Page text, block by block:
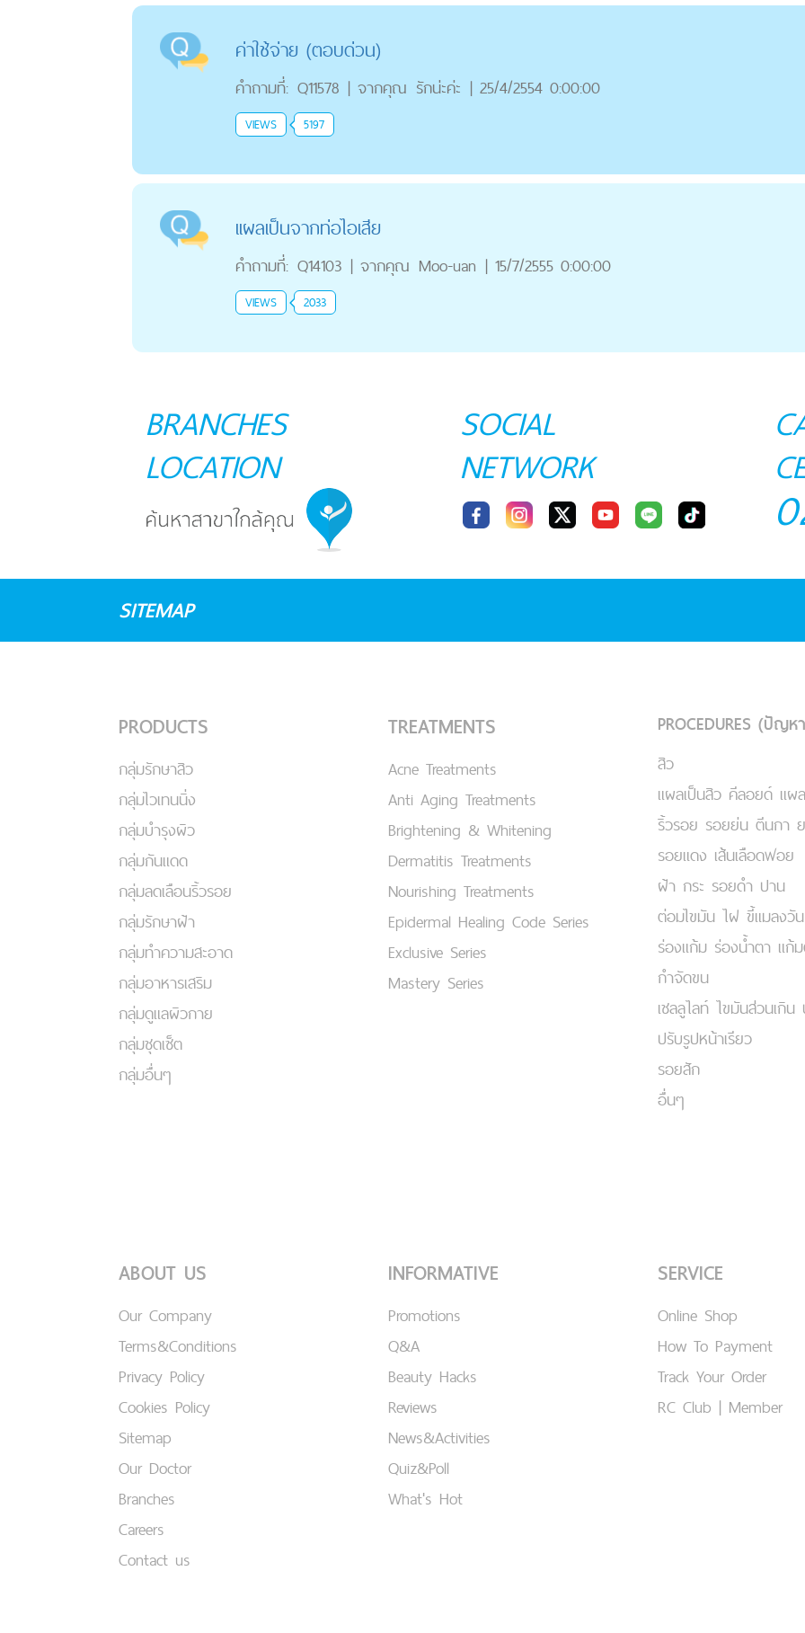
ค่าใช้จ่าย (ตอบด่วน)
คำถามที่: Q11578 | จากคุณ รักน่ะค่ะ | 25/4/2554 0:00:00
VIEWS 5197
เเผลเป็นจากท่อไอเสีย
คำถามที่: Q14103 | จากคุณ Moo-uan | 15/7/2555 0:00:00
VIEWS 2033
BRANCHES
LOCATION
SOCIAL
NETWORK
SITEMAP
PRODUCTS
กลุ่มรักษาสิว
กลุ่มไวเทนนิ่ง
กลุ่มบำรุงผิว
กลุ่มกันแดด
กลุ่มลดเลือนริ้วรอย
กลุ่มรักษาฝ้า
กลุ่มทำความสะอาด
กลุ่มอาหารเสริม
กลุ่มดูแลผิวกาย
กลุ่มชุดเซ็ต
กลุ่มอื่นๆ
TREATMENTS
Acne Treatments
Anti Aging Treatments
Brightening & Whitening
Dermatitis Treatments
Nourishing Treatments
Epidermal Healing Code Series
Exclusive Series
Mastery Series
PROCEDURES (ปัญห
สิว
แผลเป็นสิว คีลอยด์ แผ
ริ้วรอย รอยย่น ตีนกา
รอยแดง เส้นเลือดฟอย
ฝ้า กระ รอยดำ ปาน
ต่อมไขมัน ไฝ ขี้แมลงวั
ร่องแก้ม ร่องน้ำตา แก้
กำจัดขน
เชลลูไลท์ ไขมันส่วนเกิน
ปรับรูปหน้าเรียว
รอยสัก
อื่นๆ
ABOUT US
Our Company
Terms&Conditions
Privacy Policy
Cookies Policy
Sitemap
Our Doctor
Branches
Careers
Contact us
INFORMATIVE
Promotions
Q&A
Beauty Hacks
Reviews
News&Activities
Quiz&Poll
What's Hot
SERVICE
Online Shop
How To Payment
Track Your Order
RC Club | Member